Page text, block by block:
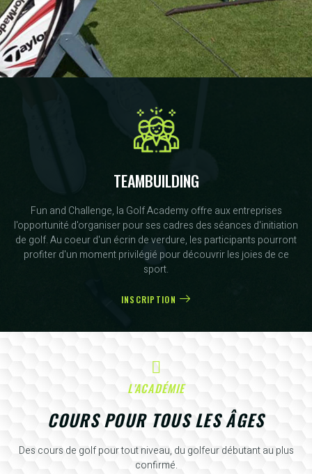
TEAMBUILDING
Fun and Challenge, la Golf Academy offre aux entreprises
l'opportunité d'organiser pour ses cadres des séances d'initiation
de golf. Au coeur d'un écrin de verdure, les participants pourront
profiter d'un moment privilégié pour découvrir les joies de ce
sport.
INSCRIPTION
L'ACADÉMIE
COURS POUR TOUS LES ÂGES
Des cours de golf pour tout niveau, du golfeur débutant au plus
confirmé.